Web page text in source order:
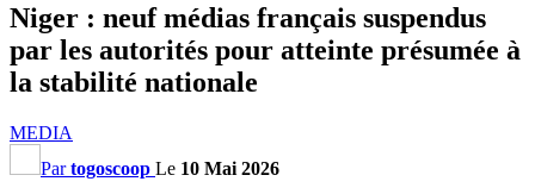
Niger : neuf médias français suspendus
par les autorités pour atteinte présumée à
la stabilité nationale
MEDIA
Partogoscoop Le 10 Mai 2026